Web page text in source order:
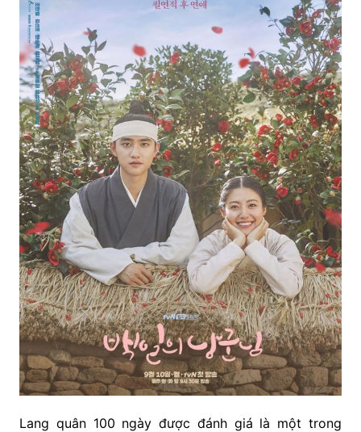
Lang quân 100 ngày được đánh giá là một trong